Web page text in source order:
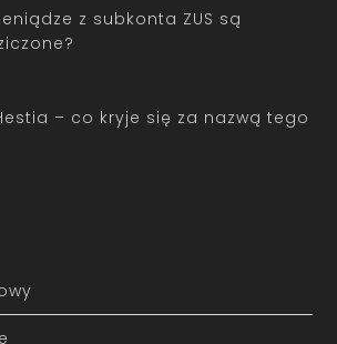
z subkonta ZUS są
– co kryje się za nazwą tego